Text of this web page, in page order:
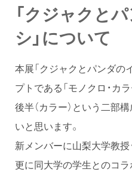
「クジャクと
シ」について
本展「クジャクとパンダの
プトである「モノクロ・カラ
後半（カラー）という二部
いと思います。
新メンバーに山梨大学教授
更に同大学の学生とのコ